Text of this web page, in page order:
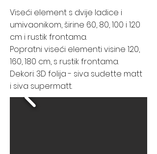
Viseći element s dvije ladice i
umivaonikom, širine 60, 80, 100 i 120
cm i rustik frontama.
Popratni viseći elementi visine 120,
160, 180 cm, s rustik frontama.
Dekori: 3D folija - siva sudette matt
i siva supermatt.